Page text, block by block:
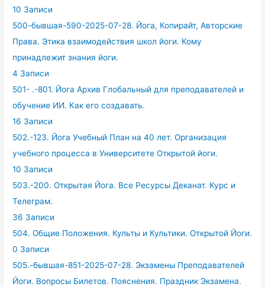
10 Записи
500-бывшая-590-2025-07-28. Йога, Копирайт, Авторские
Права. Этика взаимодействия школ йоги. Кому
принадлежит знания йоги.
4 Записи
501- .-801. Йога Архив Глобальный для преподавателей и
обучение ИИ. Как его создавать.
16 Записи
502.-123. Йога Учебный План на 40 лет. Организация
учебного процесса в Университете Открытой йоги.
10 Записи
503.-200. Открытая Йога. Все Ресурсы Деканат. Курс и
Телеграм.
36 Записи
504. Общие Положения. Культы и Культики. Открытой Йоги.
0 Записи
505.-бывшая-851-2025-07-28. Экзамены Преподавателей
Йоги. Вопросы Билетов. Пояснения. Праздник Экзамена.